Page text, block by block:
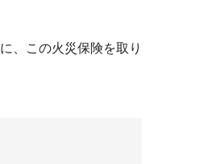
、この火災保険を取り